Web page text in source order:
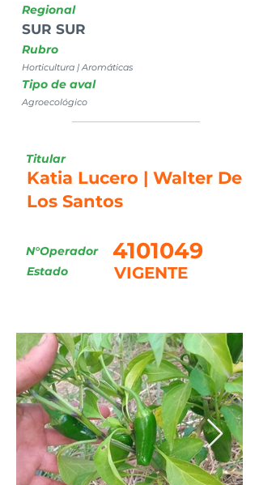
Regional
SUR SUR
Rubro
Horticultura | Aromáticas
Tipo de aval
Agroecológico
Titular
Katia Lucero | Walter De
Los Santos
N°Operador
VIGENTE
Estado
4101049